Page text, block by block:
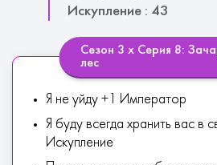
Искупление : 43
Сезон 3 х Серия 8:
лес
Я не уйду +1 Император
Я буду всегда хранить вас в
Искупление